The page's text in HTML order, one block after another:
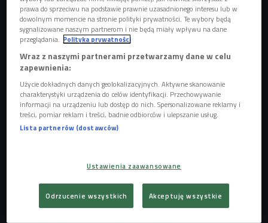
Jak przekonywała ekspertka, najważniejsze, by dobrze
czuć się w tym, co mamy na sobie. - Ludzie często nie
patrzą na siebie obiektywnie. Mówią "nie założę tej
prawa do sprzeciwu na podstawie prawnie uzasadnionego interesu lub w
dowolnym momencie na stronie polityki prywatności. Te wybory będą
sygnalizowane naszym partnerom i nie będą miały wpływu na dane
przeglądania.
Polityka prywatności
Wraz z naszymi partnerami przetwarzamy dane w celu
zapewnienia:
Użycie dokładnych danych geolokalizacyjnych. Aktywne skanowanie
charakterystyki urządzenia do celów identyfikacji. Przechowywanie
informacji na urządzeniu lub dostęp do nich. Spersonalizowane reklamy i
treści, pomiar reklam i treści, badnie odbiorców i ulepszanie usług.
Lista partnerów (dostawców)
Ustawienia zaawansowane
Odrzucenie wszystkich Akceptuję wszystkie